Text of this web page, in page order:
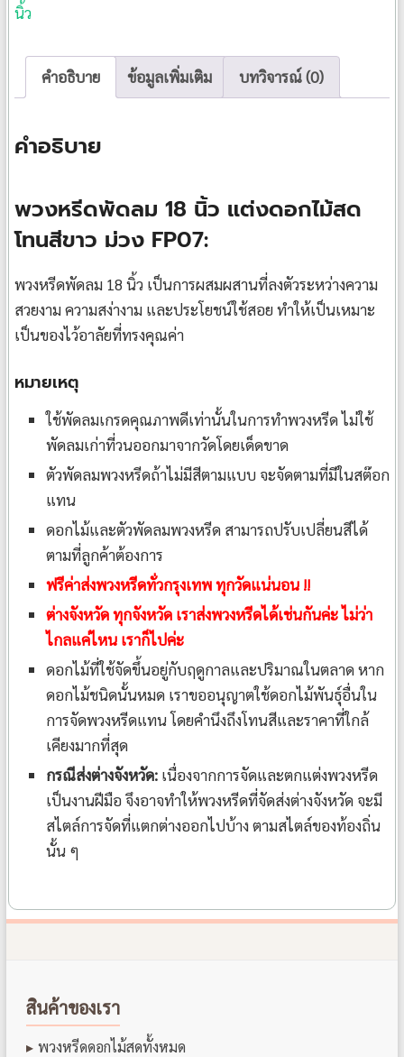
นิ้ว
คำอธิบาย ข้อมูลเพิ่มเติม บทวิจารณ์ (0)
คำอธิบาย
พวงหรีดพัดลม 18 นิ้ว แต่งดอกไม้สด
โทนสีขาว ม่วง FP07:
พวงหรีดพัดลม 18 นิ้ว เป็นการผสมผสานที่ลงตัวระหว่างความ
สวยงาม ความสง่างาม และประโยชน์ใช้สอย ทำให้เป็นเหมาะ
เป็นของไว้อาลัยที่ทรงคุณค่า
หมายเหตุ
ใช้พัดลมเกรดคุณภาพดีเท่านั้นในการทำพวงหรีด ไม่ใช้
พัดลมเก่าที่วนออกมาจากวัดโดยเด็ดขาด
ตัวพัดลมพวงหรีดถ้าไม่มีสีตามแบบ จะจัดตามที่มีในสต๊อก
แทน
ดอกไม้และตัวพัดลมพวงหรีด สามารถปรับเปลี่ยนสีได้
ตามที่ลูกค้าต้องการ
ฟรีค่าส่งพวงหรีดทั่วกรุงเทพ ทุกวัดแน่นอน !!
ต่างจังหวัด ทุกจังหวัด เราส่งพวงหรีดได้เช่นกันค่ะ ไม่ว่า
ไกลแค่ไหน เราก็ไปค่ะ
ดอกไม้ที่ใช้จัดขึ้นอยู่กับฤดูกาลและปริมาณในตลาด หาก
ดอกไม้ชนิดนั้นหมด เราขออนุญาตใช้ดอกไม้พันธุ์อื่นใน
การจัดพวงหรีดแทน โดยคำนึงถึงโทนสีและราคาที่ใกล้
เคียงมากที่สุด
กรณีส่งต่างจังหวัด:เนื่องจากการจัดและตกแต่งพวงหรีด
เป็นงานฝีมือ จึงอาจทำให้พวงหรีดที่จัดส่งต่างจังหวัด จะมี
สไตล์การจัดที่แตกต่างออกไปบ้าง ตามสไตล์ของท้องถิ่น
นั้น ๆ
สินค้าของเรา
พวงหรีดดอกไม้สดทั้งหมด